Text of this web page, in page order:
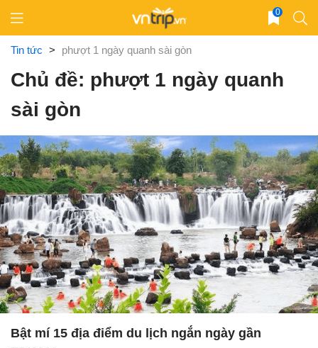
content
0
Tin tức > phượt 1 ngày quanh sài gòn
Chủ đề: phượt 1 ngày quanh
sài gòn
Bật mí 15 địa điểm du lịch ngắn ngày gần